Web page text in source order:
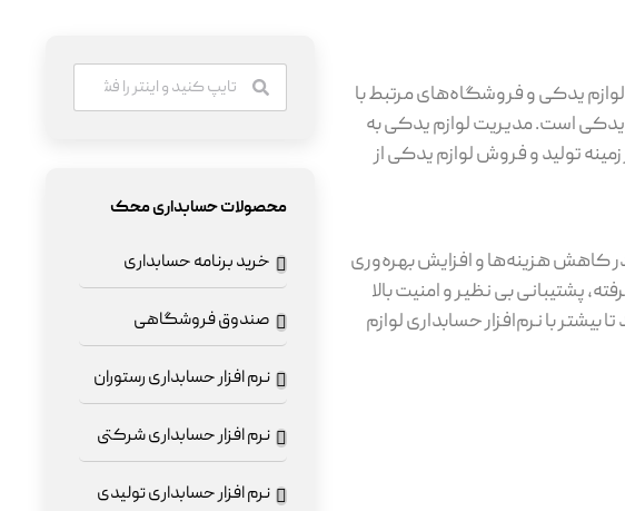
یدکی و فروشگاه‌های مرتبط با
یدکی است. مدیریت لوازم یدکی به
تولید و فروش لوازم یدکی از
کاهش هزینه‌ها و افزایش بهره‌وری
پشتیبانی بی نظیر و امنیت بالا
با نرم‌افزار حسابداری لوازم
محصولات حسابداری محک
خرید برنامه حسابداری
صندوق فروشگاهی
نرم افزار حسابداری رستوران
نرم افزار حسابداری شرکتی
نرم افزار حسابداری تولیدی